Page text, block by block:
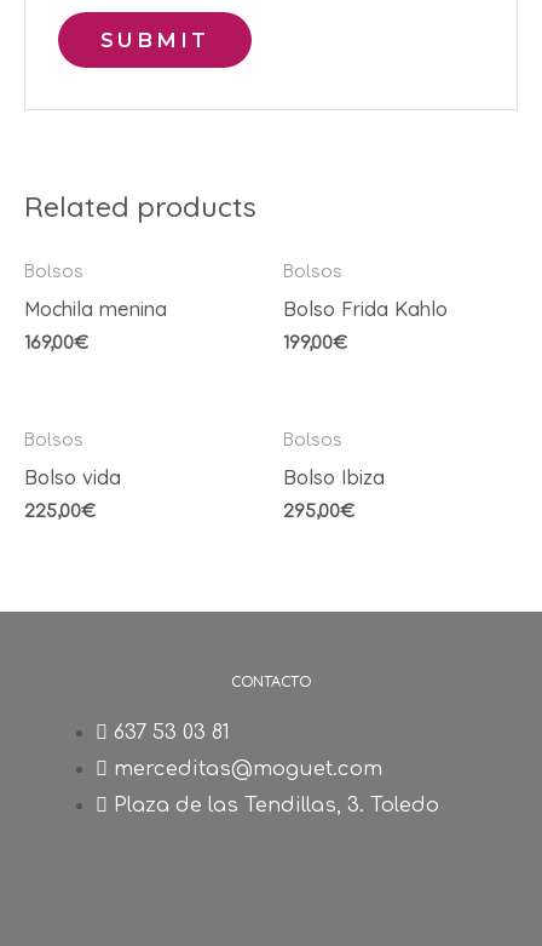
Related products
Bolsos
Mochila menina
169,00€
Bolsos
Bolso Frida Kahlo
199,00€
Bolsos
Bolso vida
225,00€
Bolsos
Bolso Ibiza
295,00€
CONTACTO
637 53 03 81
merceditas@moguet.com
Plaza de las Tendillas, 3. Toledo